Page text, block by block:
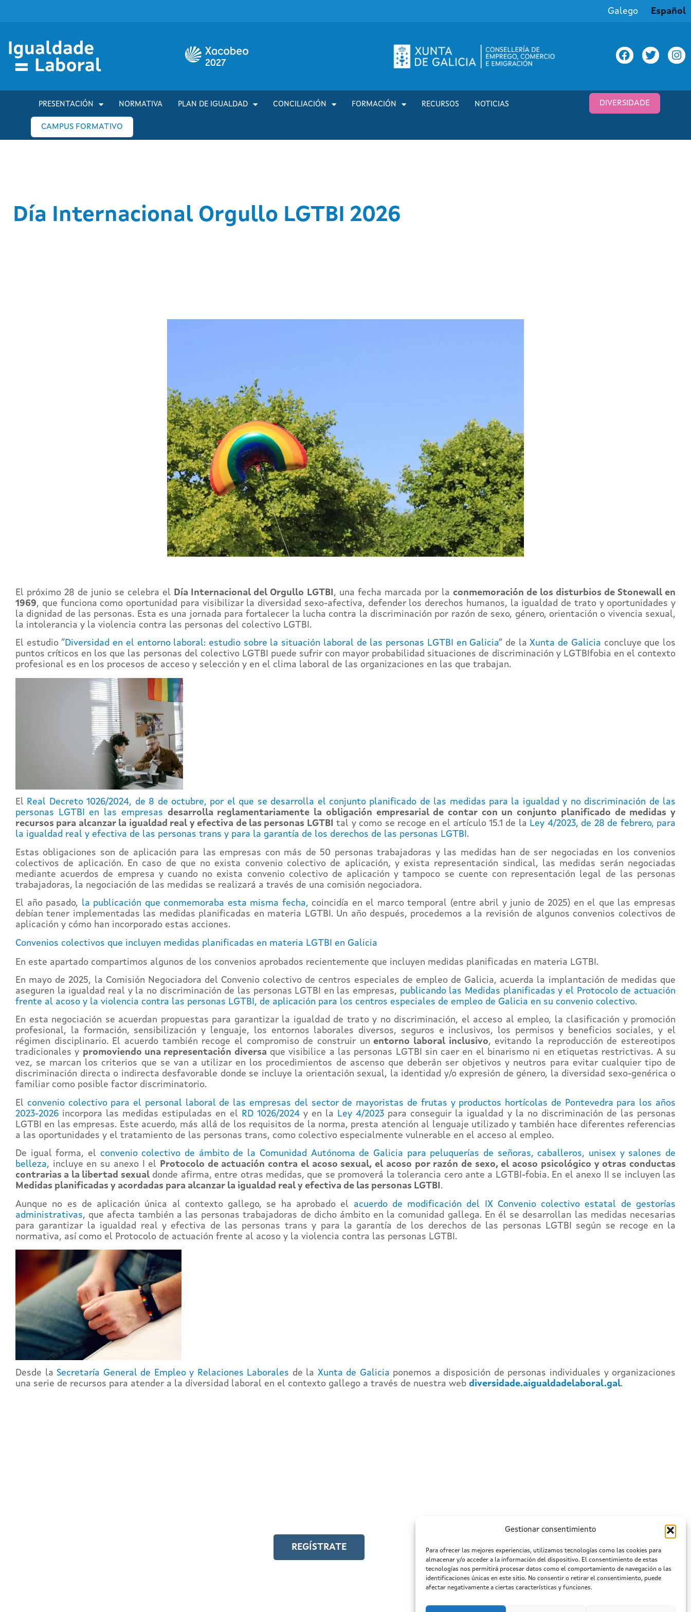
Gestionar consentimiento
Para ofrecer las mejores experiencias, utilizamos tecnologías como las cookies para
almacenar y/o acceder a la información del dispositivo. El consentimiento de estas
tecnologías nos permitirá procesar datos como el comportamiento de navegación o las
identificaciones únicas en este sitio. No consentir o retirar el consentimiento, puede
afectar negativamente a ciertas características y funciones.
Galego Español
PRESENTACIÓN NORMATIVA PLAN DE IGUALDAD CONCILIACIÓN FORMACIÓN RECURSOS NOTICIAS DIVERSIDADE
CAMPUS FORMATIVO
Día Internacional Orgullo LGTBI 2026
El próximo 28 de junio se celebra el Día Internacional del Orgullo LGTBI , una fecha marcada por la conmemoración de los disturbios de Stonewall en
1969, que funciona como oportunidad para visibilizar la diversidad sexo-afectiva, defender los derechos humanos, la igualdad de trato y oportunidades y
la dignidad de las personas. Esta es una jornada para fortalecer la lucha contra la discriminación por razón de sexo, género, orientación o vivencia sexual,
la intolerancia y la violencia contra las personas del colectivo LGTBI.
El estudio “ Diversidad en el entorno laboral: estudio sobre la situación laboral de las personas LGTBI en Galicia” de laXunta de Galicia concluye que los
puntos críticos en los que las personas del colectivo LGTBI puede sufrir con mayor probabilidad situaciones de discriminación y LGTBIfobia en el contexto
profesional es en los procesos de acceso y selección y en el clima laboral de las organizaciones en las que trabajan.
El Real Decreto 1026/2024, de 8 de octubre, por el que se desarrolla el conjunto planificado de las medidas para la igualdad y no discriminación de las
personas LGTBI en las empresas desarrolla reglamentariamente la obligación empresarial de contar con un conjunto planificado de medidas y
recursos para alcanzar la igualdad real y efectiva de las personas LGTBI
tal y como se recoge en el artículo 15.1 de la Ley 4/2023, de 28 de febrero, para
la igualdad real y efectiva de las personas trans y para la garantía de los derechos de las personas LGTBI .
Estas obligaciones son de aplicación para las empresas con más de 50 personas trabajadoras y las medidas han de ser negociadas en los convenios
colectivos de aplicación. En caso de que no exista convenio colectivo de aplicación, y exista representación sindical, las medidas serán negociadas
mediante acuerdos de empresa y cuando no exista convenio colectivo de aplicación y tampoco se cuente con representación legal de las personas
trabajadoras, la negociación de las medidas se realizará a través de una comisión negociadora.
El año pasado, la publicación que conmemoraba esta misma fecha, coincidía en el marco temporal (entre abril y junio de 2025) en el que las empresas
debían tener implementadas las medidas planificadas en materia LGTBI. Un año después, procedemos a la revisión de algunos convenios colectivos de
aplicación y cómo han incorporado estas acciones.
Convenios colectivos que incluyen medidas planificadas en materia LGTBI en Galicia
En este apartado compartimos algunos de los convenios aprobados recientemente que incluyen medidas planificadas en materia LGTBI.
En mayo de 2025, la Comisión Negociadora del Convenio colectivo de centros especiales de empleo de Galicia, acuerda la implantación de medidas que
aseguren la igualdad real y la no discriminación de las personas LGTBI en las empresas, publicando las Medidas planificadas y el Protocolo de actuación
frente al acoso y la violencia contra las personas LGTBI, de aplicación para los centros especiales de empleo de Galicia en su convenio colectivo.
En esta negociación se acuerdan propuestas para garantizar la igualdad de trato y no discriminación, el acceso al empleo, la clasificación y promoción
profesional, la formación, sensibilización y lenguaje, los entornos laborales diversos, seguros e inclusivos, los permisos y beneficios sociales, y el
régimen disciplinario. El acuerdo también recoge el compromiso de construir un entorno laboral inclusivo, evitando la reproducción de estereotipos
tradicionales y promoviendo una representación diversa que visibilice a las personas LGTBI sin caer en el binarismo ni en etiquetas restrictivas. A su
vez, se marcan los criterios que se van a utilizar en los procedimientos de ascenso que deberán ser objetivos y neutros para evitar cualquier tipo de
discriminación directa o indirecta desfavorable donde se incluye la orientación sexual, la identidad y/o expresión de género, la diversidad sexo-genérica o
familiar como posible factor discriminatorio.
El convenio colectivo para el personal laboral de las empresas del sector de mayoristas de frutas y productos hortícolas de Pontevedra para los años
2023-2026 incorpora las medidas estipuladas en el RD 1026/2024y en la Ley 4/2023 para conseguir la igualdad y la no discriminación de las personas
LGTBI en las empresas. Este acuerdo, más allá de los requisitos de la norma, presta atención al lenguaje utilizado y también hace diferentes referencias
a las oportunidades y el tratamiento de las personas trans, como colectivo especialmente vulnerable en el acceso al empleo.
De igual forma, el convenio colectivo de ámbito de la Comunidad Autónoma de Galicia para peluquerías de señoras, caballeros, unisex y salones de
belleza, incluye en su anexo I el
Protocolo de actuación contra el acoso sexual, el acoso por razón de sexo, el acoso psicológico y otras conductas
contrarias a la libertad sexualdonde afirma, entre otras medidas, que se promoverá la tolerancia cero ante a LGTBI-fobia. En el anexo II se incluyen las
Medidas planificadas y acordadas para alcanzar la igualdad real y efectiva de las personas LGTBI .
Aunque no es de aplicación única al contexto gallego, se ha aprobado el acuerdo de modificación del IX Convenio colectivo estatal de gestorías
administrativas, que afecta también a las personas trabajadoras de dicho ámbito en la comunidad gallega. En él se desarrollan las medidas necesarias
para garantizar la igualdad real y efectiva de las personas trans y para la garantía de los derechos de las personas LGTBI según se recoge en la
normativa, así como el Protocolo de actuación frente al acoso y la violencia contra las personas LGTBI.
Desde laSecretaría General de Empleo y Relaciones Laborales de la Xunta de Galicia ponemos a disposición de personas individuales y organizaciones
una serie de recursos para atender a la diversidad laboral en el contexto gallego a través de nuestra web diversidade.aigualdadelaboral.gal.
REGÍSTRATE